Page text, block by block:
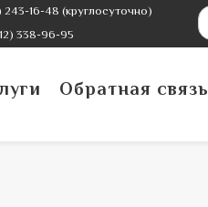
16-48 (круглосуточно)
338-96-95
Обратная связь